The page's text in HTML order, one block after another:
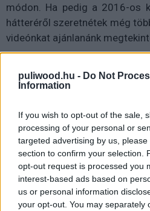
puliwood.hu - Do Not
Information
If you wish to opt-out of the sale,
processing of your personal or
targeted advertising by us,
section to confirm your selection.
opt-out request is processed you
interest-based ads based on
us or personal information
your opt-out. You may separately
módon. Ha pedig a 2016-os
hátteréről szeretnétek még
videónkat ajánlanánk